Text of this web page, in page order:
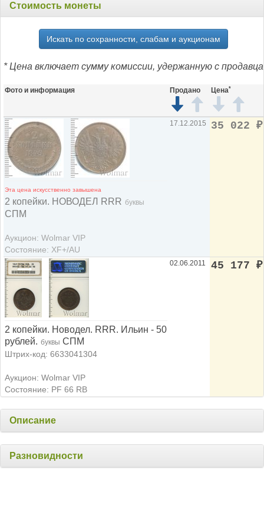
Стоимость монеты
Искать по сохранности, слабам и аукционам
* Цена включает сумму комиссии, удержанную с продавца
Фото и информация Продано Цена*
Эта цена искусственно завышена
2 копейки. НОВОДЕЛ RRR буквы
СПМ
Аукцион: Wolmar VIP
Состояние: XF+/AU
17.12.2015 35 022 ₽
2 копейки. Новодел. RRR. Ильин - 50
рублей. буквы СПМ
Штрих-код: 6633041304
Аукцион: Wolmar VIP
Состояние: PF 66 RB
02.06.2011 45 177 ₽
Описание
Разновидности